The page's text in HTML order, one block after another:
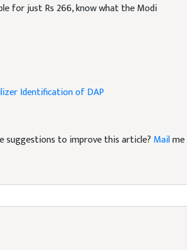
for just Rs 266, know what the Modi
Identification of DAP
suggestions to improve this article? Mailme